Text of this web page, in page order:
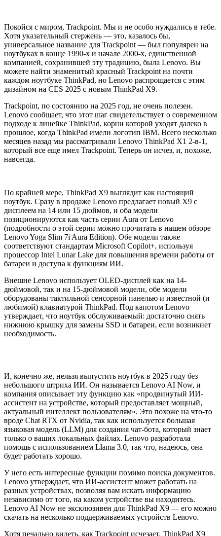
Покойся с миром, Trackpoint. Мы и не особо нуждались в тебе.
Хотя указательный стержень — это, казалось бы,
универсальное название для Trackpoint — был популярен на
ноутбуках в конце 1990-х и начале 2000-х, единственной
компанией, сохранившей эту традицию, была Lenovo. Вы
можете найти знаменитый красный Trackpoint на почти
каждом ноутбуке ThinkPad, но Lenovo распрощается с этим
дизайном на CES 2025 с новым ThinkPad X9.
Trackpoint, по состоянию на 2025 год, не очень полезен.
Lenovo сообщает, что этот шаг свидетельствует о современном
подходе к линейке ThinkPad, корни которой уходят далеко в
прошлое, когда ThinkPad имели логотип IBM. Всего несколько
месяцев назад мы рассматривали Lenovo ThinkPad X1 2-в-1,
который все еще имел Trackpoint. Теперь он исчез, и, похоже,
навсегда.
По крайней мере, ThinkPad X9 выглядит как настоящий
ноутбук. Сразу в продаже Lenovo предлагает новый X9 с
дисплеем на 14 или 15 дюймов, и оба модели
позиционируются как часть серии Aura от Lenovo
(подробности о этой серии можно прочитать в нашем обзоре
Lenovo Yoga Slim 7i Aura Edition). Обе модели также
соответствуют стандартам Microsoft Copilot+, используя
процессор Intel Lunar Lake для повышения времени работы от
батареи и доступа к функциям ИИ.
Внешне Lenovo использует OLED-дисплей как на 14-
дюймовой, так и на 15-дюймовой модели, обе модели
оборудованы тактильной сенсорной панелью и известной (и
любимой) клавиатурой ThinkPad. Под капотом Lenovo
утверждает, что ноутбук обслуживаемый: достаточно снять
нижнюю крышку для замены SSD и батареи, если возникнет
необходимость.
И, конечно же, нельзя выпустить ноутбук в 2025 году без
небольшого штриха ИИ. Он называется Lenovo AI Now, и
компания описывает эту функцию как «продвинутый ИИ-
ассистент на устройстве, который предоставляет мощный,
актуальный интеллект пользователям». Это похоже на что-то
вроде Chat RTX от Nvidia, так как используется большая
языковая модель (LLM) для создания чат-бота, который знает
только о ваших локальных файлах. Lenovo разработала
помощь с использованием Llama 3.0, так что, надеюсь, она
будет работать хорошо.
У него есть интересные функции помимо поиска документов.
Lenovo утверждает, что ИИ-ассистент может работать на
разных устройствах, позволяя вам искать информацию
независимо от того, на каком устройстве вы находитесь.
Lenovo AI Now не эксклюзивен для ThinkPad X9 — его можно
скачать на несколько поддерживаемых устройств Lenovo.
Хотя печально видеть, как Trackpoint исчезает, ThinkPad X9